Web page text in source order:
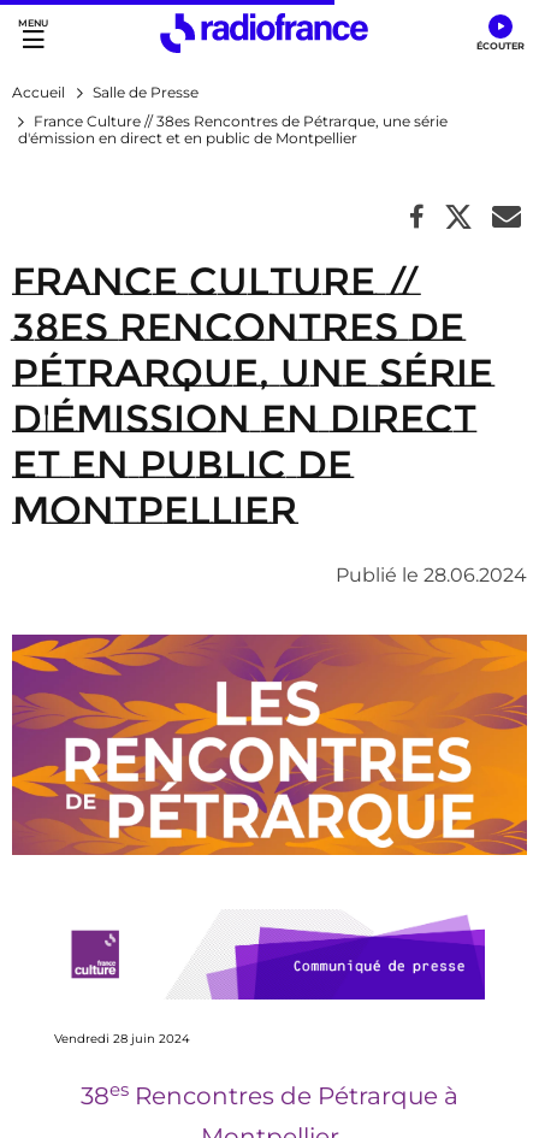
Accès direct :
Menu principal
Contenu
Accueil
Salle de Presse
France Culture // 38es Rencontres de Pétrarque, une série
d'émission en direct et en public de Montpellier
France Culture //
38es Rencontres de
Pétrarque, une série
d'émission en direct
et en public de
Montpellier
Publié le 28.06.2024
Vendredi 28 juin 2024
38es Rencontres de Pétrarque à